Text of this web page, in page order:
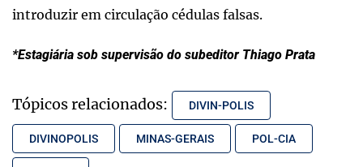
introduzir em circulação cédulas falsas.
*Estagiária sob supervisão do subeditor Thiago Prata
Tópicos relacionados: DIVIN-POLIS
DIVINOPOLIS MINAS-GERAIS POL-CIA